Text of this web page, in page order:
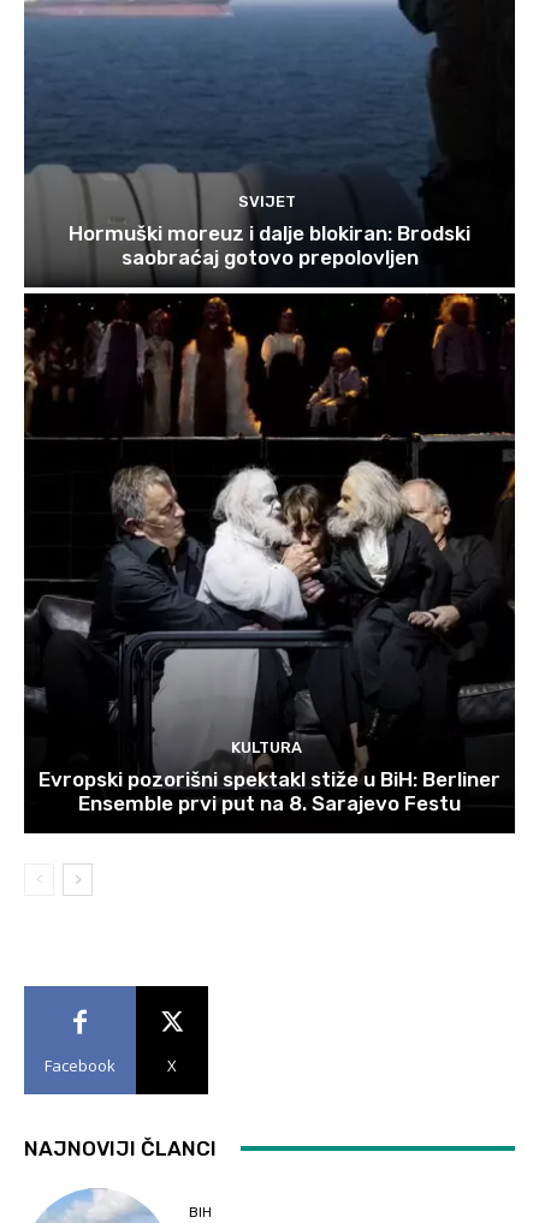
SVIJET
Hormuški moreuz i dalje blokiran: Brodski
saobraćaj gotovo prepolovljen
KULTURA
Evropski pozorišni spektakl stiže u BiH: Berliner
Ensemble prvi put na 8. Sarajevo Festu
Facebook X
NAJNOVIJI ČLANCI
BIH